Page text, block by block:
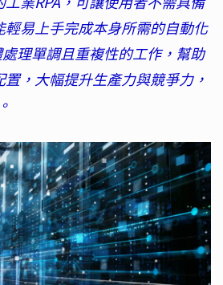
易上手完成本身所需的自動化
理單調且重複性的工作，幫助
，大幅提升生產力與競爭力，